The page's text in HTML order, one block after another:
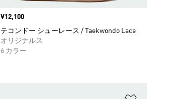
価格
¥12,100
テコンドー シューレース / Taekwondo Lace
オリジナルス
6 カラー